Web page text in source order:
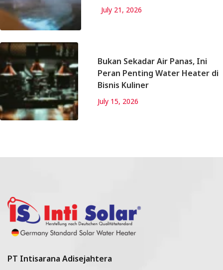
July 21, 2026
Bukan Sekadar Air Panas, Ini
Peran Penting Water Heater di
Bisnis Kuliner
July 15, 2026
PT Intisarana Adisejahtera